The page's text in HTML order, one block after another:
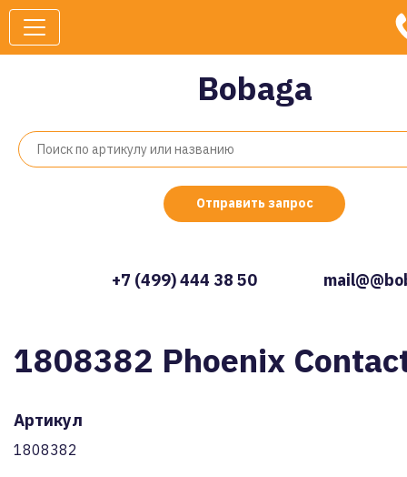
Bobaga
Отправить запрос
+7 (499) 444 38 50
1808382 Phoenix
Артикул
1808382